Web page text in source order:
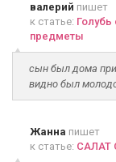
валерий пишет
к статье: Голубь
предметы
сын был дома
видно был
Жанна пишет
к статье: САЛАТ